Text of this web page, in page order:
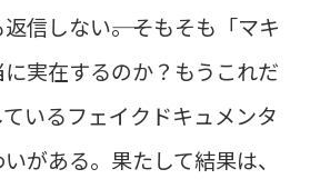
信しない――。そもそも「マキ
実在するのか？もうこれだ
いるフェイクドキュメンタ
がある。果たして結果は、